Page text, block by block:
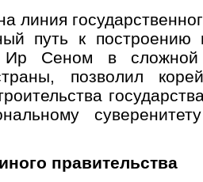
линия
путь к построению
Ир Сеном в сложной
позволил
правительства